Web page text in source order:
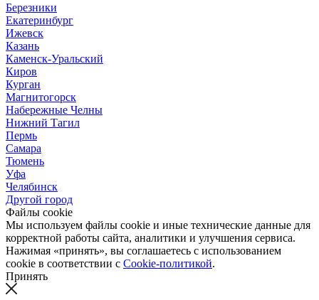
Березники
Екатеринбург
Ижевск
Казань
Каменск-Уральский
Киров
Курган
Магнитогорск
Набережные Челны
Нижний Тагил
Пермь
Самара
Тюмень
Уфа
Челябинск
Другой город
Файлы cookie
Мы используем файлы cookie и иные технические данные для
корректной работы сайта, аналитики и улучшения сервиса.
Нажимая «принять», вы соглашаетесь с использованием
cookie в соответствии с Cookie-политикой.
Принять